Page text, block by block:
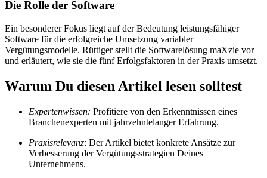
Die Rolle der Software
Ein besonderer Fokus liegt auf der Bedeutung leistungsfähiger
Software für die erfolgreiche Umsetzung variabler
Vergütungsmodelle. Rüttiger stellt die Softwarelösung maXzie vor
und erläutert, wie sie die fünf Erfolgsfaktoren in der Praxis umsetzt.
Warum Du diesen Artikel lesen solltest
Expertenwissen: Profitiere von den Erkenntnissen eines
Branchenexperten mit jahrzehntelanger Erfahrung.
Praxisrelevanz: Der Artikel bietet konkrete Ansätze zur
Verbesserung der Vergütungsstrategien Deines
Unternehmens.